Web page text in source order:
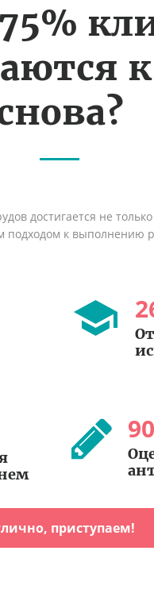
достигается не
подходом к выполнению
90
приступаем!